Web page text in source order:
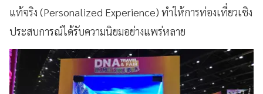
แท้จริง (Personalized Experience) ทำให้การท่องเที่ยวเชิง
ประสบการณ์ได้รับความนิยมอย่างแพร่หลาย